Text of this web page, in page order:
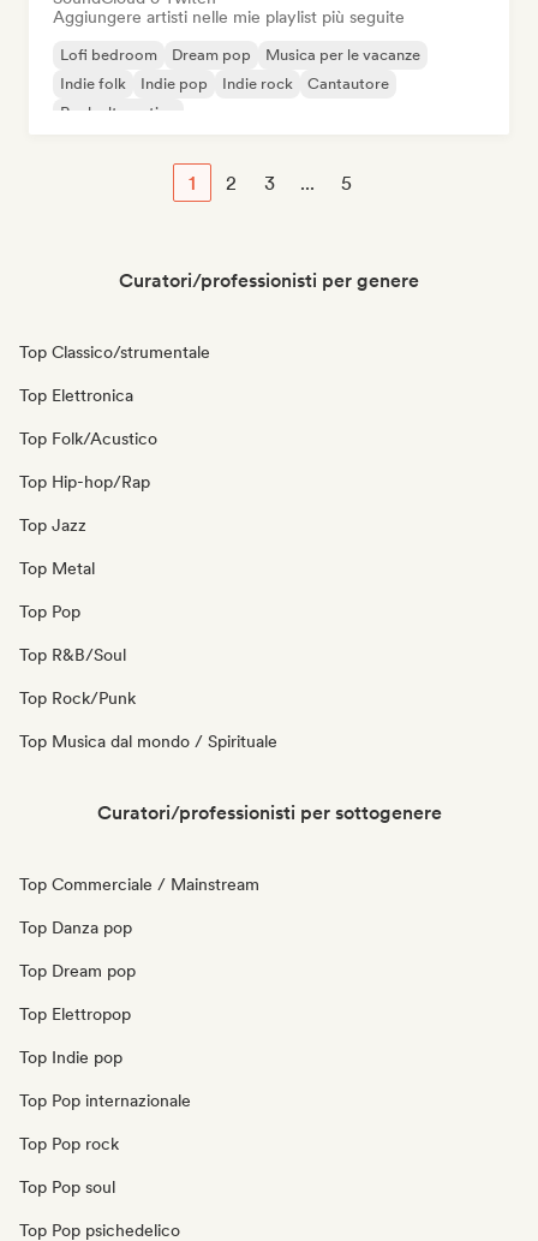
Aggiungere artisti nelle mie playlist più seguite
Lofi bedroom Dream pop
Musica per le vacanze
Indie folk
Indie pop Indie rock
Cantautore
Rock alternativo
1 2 3 ... 5
Curatori/professionisti per genere
Top Classico/strumentale
Top Elettronica
Top Folk/Acustico
Top Hip-hop/Rap
Top Jazz
Top Metal
Top Pop
Top R&B/Soul
Top Rock/Punk
Top Musica dal mondo / Spirituale
Curatori/professionisti per sottogenere
Top Commerciale / Mainstream
Top Danza pop
Top Dream pop
Top Elettropop
Top Indie pop
Top Pop internazionale
Top Pop rock
Top Pop soul
Top Pop psichedelico